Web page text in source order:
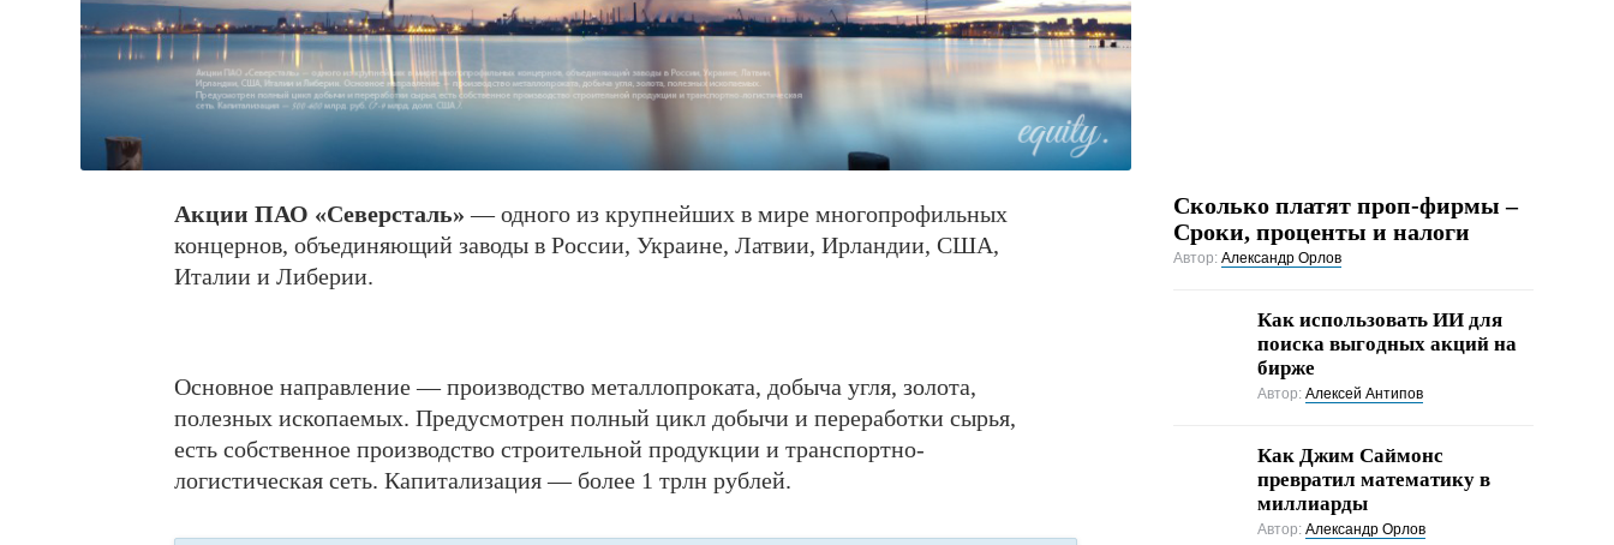
Акции ПАО «Северсталь» — одного из крупнейших в мире многопрофильных
концернов, объединяющий заводы в России, Украине, Латвии, Ирландии, США,
Италии и Либерии.
Основное направление — производство металлопроката, добыча угля, золота,
полезных ископаемых. Предусмотрен полный цикл добычи и переработки сырья,
есть собственное производство строительной продукции и транспортно-
логистическая сеть. Капитализация — более 1 трлн рублей.
Сколько платят проп-фирмы –
Сроки, проценты и налоги
Автор: Александр Орлов
Как использовать ИИ для
поиска выгодных акций на
бирже
Автор: Алексей Антипов
Как Джим Саймонс
превратил математику в
миллиарды
Автор: Александр Орлов